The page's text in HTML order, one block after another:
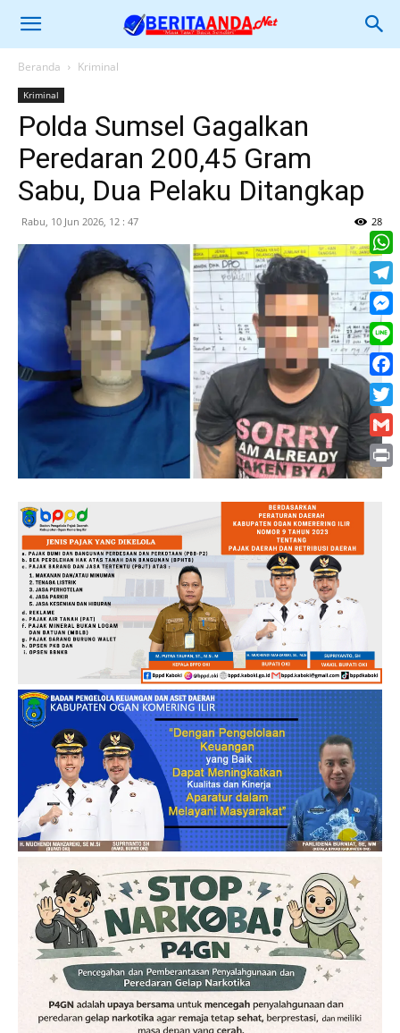
Beranda Kriminal
Kriminal
Polda Sumsel Gagalkan
Peredaran 200,45 Gram
Sabu, Dua Pelaku Ditangkap
Rabu, 10 Jun 2026, 12 : 47 28
Line
Print